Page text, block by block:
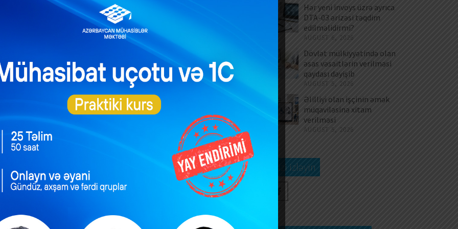
yeni hədəflər
orqanı özü dolduracaq
təqdim edilməlidirmi?
Hər yeni invoys üzrə ayrıca
DTA-03 ərizəsi təqdim
edilməlidirmi?
AUGUST 6, 2026
Dövlət mülkiyyətində olan
əsas vəsaitlərin verilməsi
qaydası dəyişib
AUGUST 5, 2026
Əlilliyi olan işçinin əmək
müqaviləsinə xitam
verilməsi
AUGUST 5, 2026
Bizi izləyin